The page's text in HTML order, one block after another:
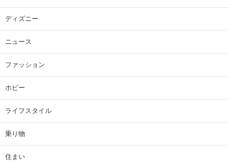
ディズニー
ニュース
ファッション
ホビー
ライフスタイル
乗り物
住まい